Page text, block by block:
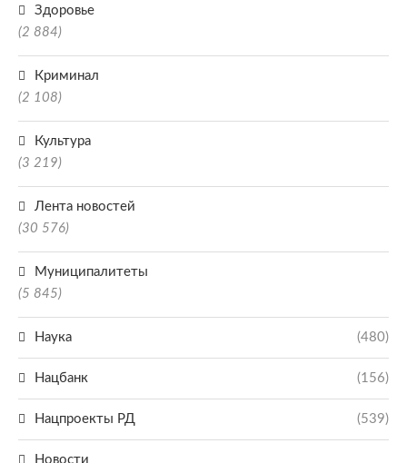
Здоровье
(2 884)
Криминал
(2 108)
Культура
(3 219)
Лента новостей
(30 576)
Муниципалитеты
(5 845)
Наука (480)
Нацбанк (156)
Нацпроекты РД (539)
Новости